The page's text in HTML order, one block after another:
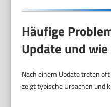
Häufige
Update und
Nach einem Update treten
zeigt typische Ursachen und